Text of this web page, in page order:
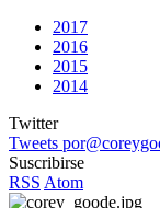
2017
2016
2015
2014
Twitter
Tweets
Suscribirse
RSS Atom